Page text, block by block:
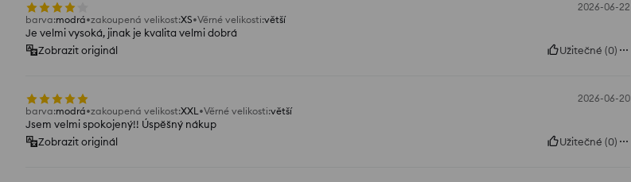
2026-06-22
barva:modrá zakoupená velikost:XS Věrné velikosti:větší
Je velmi vysoká, jinak je kvalita velmi dobrá
Zobrazit originál
Užitečné (0)
2026-06-20
barva:modrá zakoupená velikost:XXL Věrné velikosti:větší
Jsem velmi spokojený!! Úspěšný nákup
Zobrazit originál
Užitečné (0)